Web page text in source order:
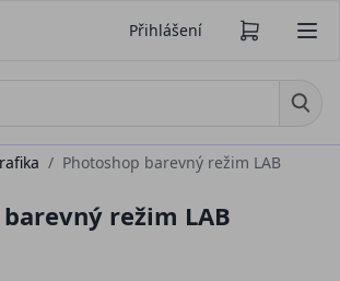
Přihlášení
/ Photoshop barevný režim LAB
režim LAB